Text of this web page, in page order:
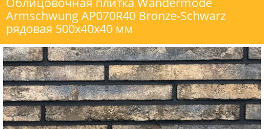
Armschwung AP070R40 Bronze-Schwarz
рядовая 500x40x40 мм